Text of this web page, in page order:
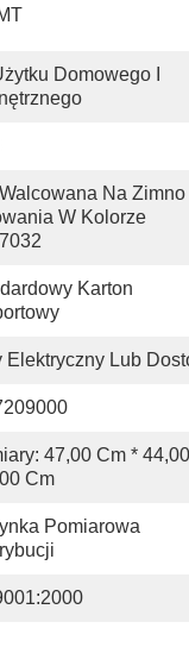
Domowego I
Na
W Kolorze
Karton
Elektryczny Lub
47,00 Cm *
Cm
Pomiarowa